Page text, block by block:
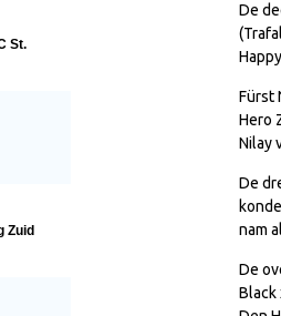
De
Fürst
Hero
Nilay
De
nam
De
Black
St.
Zuid